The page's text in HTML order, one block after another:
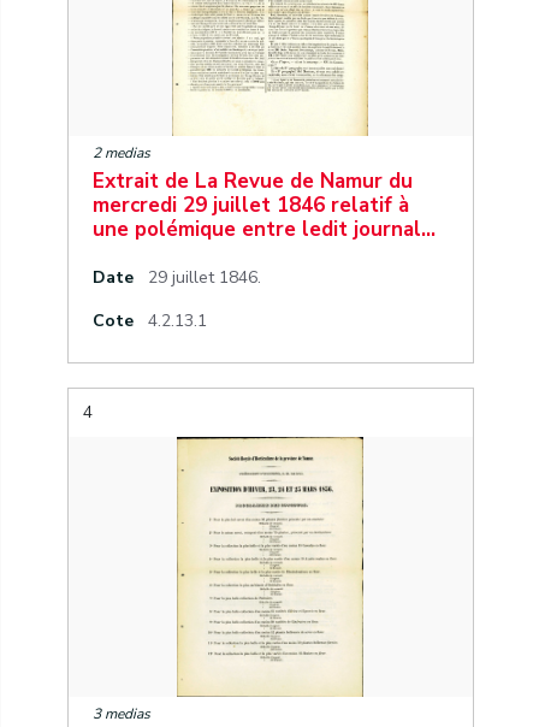
2 medias
Extrait de La Revue de Namur du
mercredi 29 juillet 1846 relatif à
une polémique entre ledit journal…
Date
29 juillet 1846.
Cote
4.2.13.1
4
3 medias